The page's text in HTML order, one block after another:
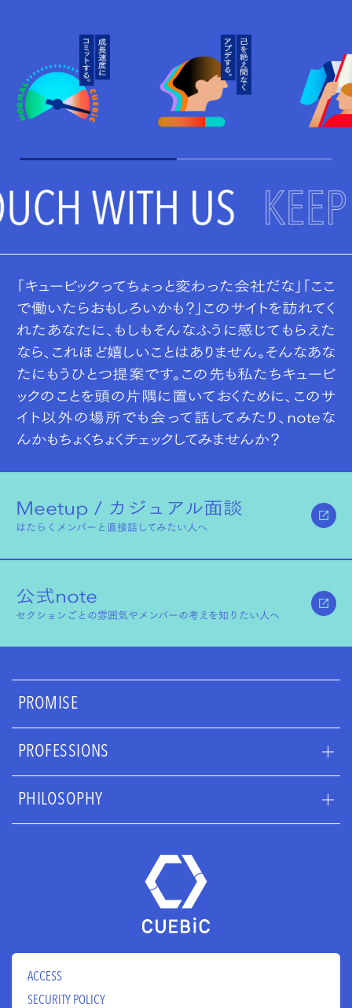
「キュービックってちょっと変わった会社だな」「ここ
で働いたらおもしろいかも？」このサイトを訪れてく
れたあなたに、もしもそんなふうに感じてもらえた
なら、これほど嬉しいことはありません。そんなあな
たにもうひとつ提案です。この先も私たちキュービ
ックのことを頭の片隅に置いておくために、このサ
イト以外の場所でも会って話してみたり、noteな
んかもちょくちょくチェックしてみませんか？
Meetup / カジュアル面談
はたらくメンバーと直接話してみたい人へ
公式note
セクションごとの雰囲気やメンバーの考えを知りたい人へ
PROMISE
PROFESSIONS
PHILOSOPHY
ACCESS
SECURITY POLICY